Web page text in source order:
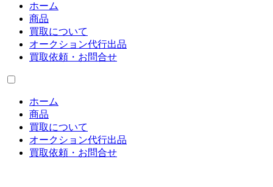
ホーム
商品
買取について
オークション代行出品
買取依頼・お問合せ
ホーム
商品
買取について
オークション代行出品
買取依頼・お問合せ